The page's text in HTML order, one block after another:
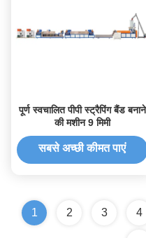
पूर्ण स्वचालित पीपी स्ट्रैपिंग बैंड बनाने
की मशीन 9 मिमी
सबसे अच्छी कीमत पाएं
1 2 3 4